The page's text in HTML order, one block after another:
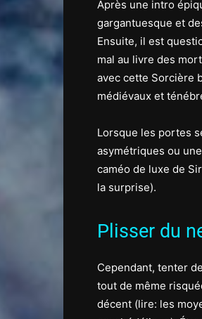
Après une intro
gargantuesque et
Ensuite, il est
mal au livre des
avec cette Sorcière
médiévaux et
Lorsque les portes
asymétriques ou
caméo de luxe de
la surprise).
Plisser du
Cependant, tenter
tout de même
décent (lire: les